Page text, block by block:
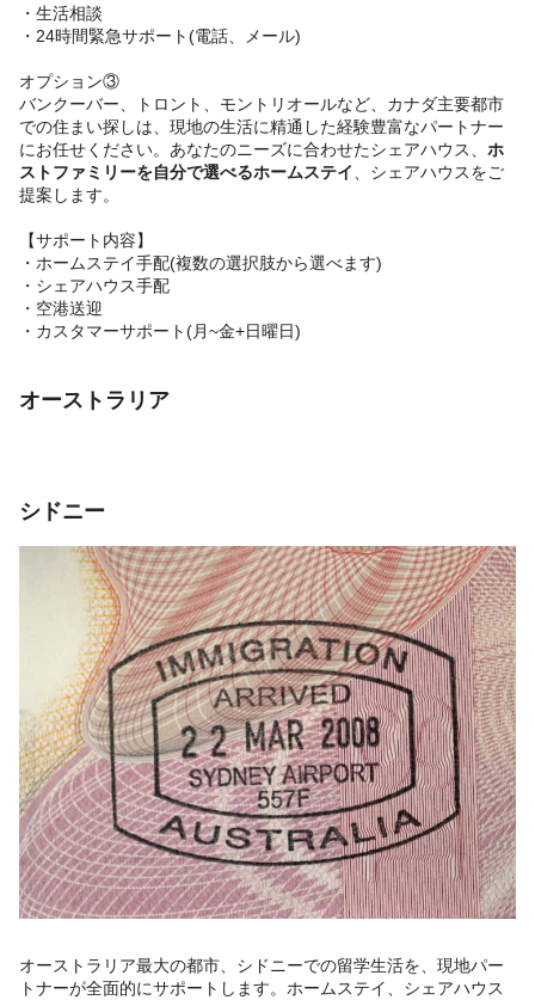
・生活相談
・24時間緊急サポート(電話、メール)
オプション③
バンクーバー、トロント、モントリオールなど、カナダ主要都市
での住まい探しは、現地の生活に精通した経験豊富なパートナー
にお任せください。あなたのニーズに合わせたシェアハウス、 ホ
ストファミリーを自分で選べるホームステイ
、シェアハウスをご
提案します。
【サポート内容】
・ホームステイ手配(複数の選択肢から選べます)
・シェアハウス手配
・空港送迎
・カスタマーサポート(月~金+日曜日)
オーストラリア
シドニー
オーストラリア最大の都市、シドニーでの留学生活を、現地パー
トナーが全面的にサポートします。ホームステイ、シェアハウス